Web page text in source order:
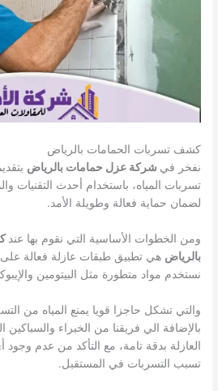
كشف تسربات الحمامات بالرياض
نفخر في شركة عزل حمامات بالرياض
تسربات المياه، باستخدام أحدث التقنيات
لضمان حماية فعالة وطويلة الأمد.
ومن الخطوات الأساسية التي نقوم بها عند
بالرياض هي تطبيق طبقات عازلة فعالة
نستخدم مواد متطورة مثل البيتومين
والتي تشكل حاجزا قويا يمنع المياه من
بالإضافة الي فريقنا من الخبراء
العازلة بدقة تامة، مع التأكد من عدم
تسبب التسربات في المستقبل.